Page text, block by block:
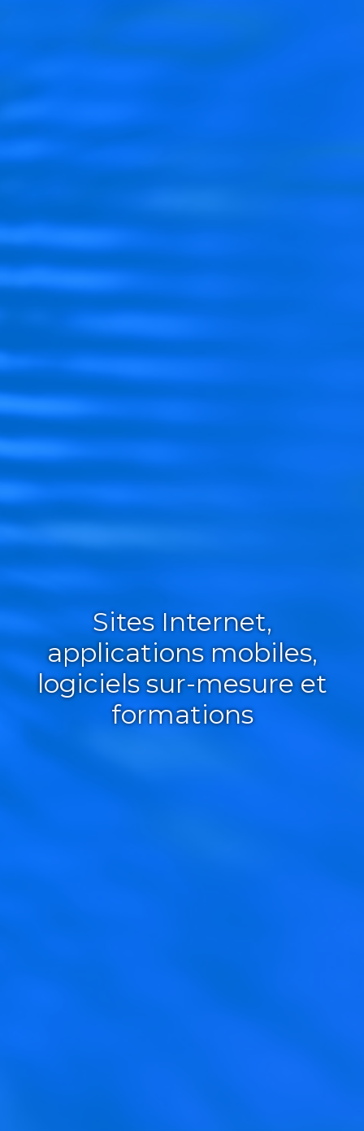
Sites Internet,
applications mobiles,
logiciels sur-mesure et
formations